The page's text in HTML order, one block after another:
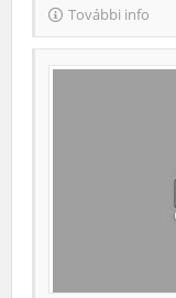
További info